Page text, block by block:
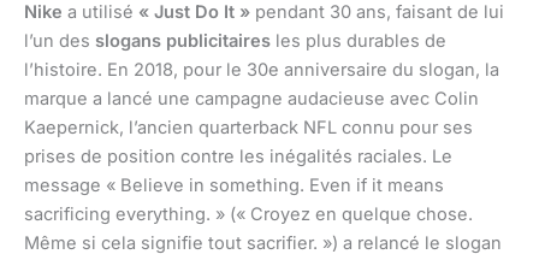
Nike a utilisé « Just Do It » pendant 30 ans, faisant de lui
l’un des slogans publicitaires les plus durables de
l’histoire. En 2018, pour le 30e anniversaire du slogan, la
marque a lancé une campagne audacieuse avec Colin
Kaepernick, l’ancien quarterback NFL connu pour ses
prises de position contre les inégalités raciales. Le
message « Believe in something. Even if it means
sacrificing everything. » (« Croyez en quelque chose.
Même si cela signifie tout sacrifier. ») a relancé le slogan